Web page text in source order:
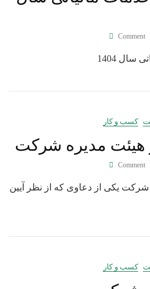
Comment
1404
کسب و کار
هیئت‌ مدیره شرکت
Comment
یکی از دعاوی که از نظر آیین
کسب و کار